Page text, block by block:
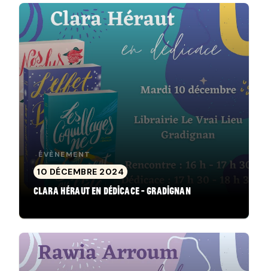
ÉVÈNEMENT
10 DÉCEMBRE 2024
Clara Héraut en dédicace - Gradignan